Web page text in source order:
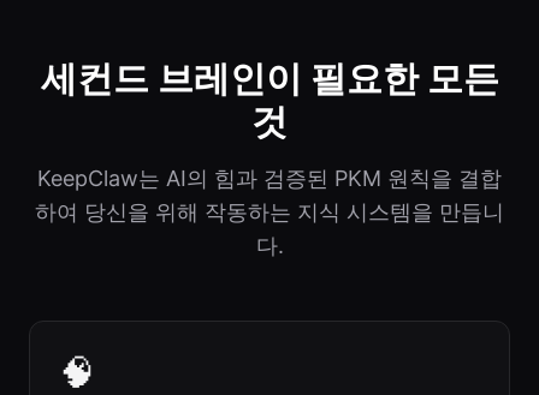
세컨드 브레인이 필요한 모든
것
KeepClaw는 AI의 힘과 검증된 PKM 원칙을 결합
하여 당신을 위해 작동하는 지식 시스템을 만듭니
다.
🧠